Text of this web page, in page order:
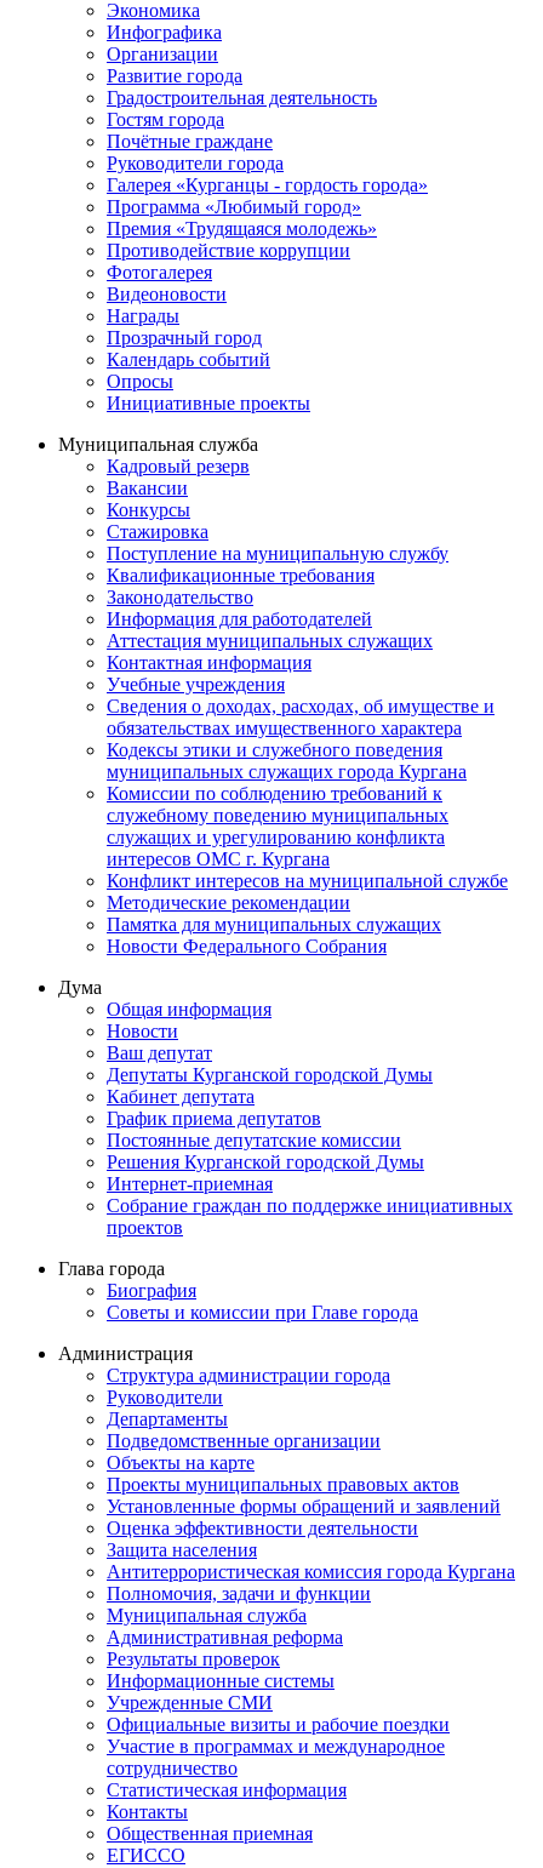
Экономика
Инфографика
Организации
Развитие города
Градостроительная деятельность
Гостям города
Почётные граждане
Руководители города
Галерея «Курганцы - гордость города»
Программа «Любимый город»
Премия «Трудящаяся молодежь»
Противодействие коррупции
Фотогалерея
Видеоновости
Награды
Прозрачный город
Календарь событий
Опросы
Инициативные проекты
Муниципальная служба
Кадровый резерв
Вакансии
Конкурсы
Стажировка
Поступление на муниципальную службу
Квалификационные требования
Законодательство
Информация для работодателей
Аттестация муниципальных служащих
Контактная информация
Учебные учреждения
Сведения о доходах, расходах, об имуществе и
обязательствах имущественного характера
Кодексы этики и служебного поведения
муниципальных служащих города Кургана
Комиссии по соблюдению требований к
служебному поведению муниципальных
служащих и урегулированию конфликта
интересов ОМС г. Кургана
Конфликт интересов на муниципальной службе
Методические рекомендации
Памятка для муниципальных служащих
Новости Федерального Cобрания
Дума
Общая информация
Новости
Ваш депутат
Депутаты Курганской городской Думы
Кабинет депутата
График приема депутатов
Постоянные депутатские комиссии
Решения Курганской городской Думы
Интернет-приемная
Собрание граждан по поддержке инициативных
проектов
Глава города
Биография
Советы и комиссии при Главе города
Администрация
Структура администрации города
Руководители
Департаменты
Подведомственные организации
Объекты на карте
Проекты муниципальных правовых актов
Установленные формы обращений и заявлений
Оценка эффективности деятельности
Защита населения
Антитеррористическая комиссия города Кургана
Полномочия, задачи и функции
Муниципальная служба
Административная реформа
Результаты проверок
Информационные системы
Учрежденные СМИ
Официальные визиты и рабочие поездки
Участие в программах и международное
сотрудничество
Статистическая информация
Контакты
Общественная приемная
ЕГИССО